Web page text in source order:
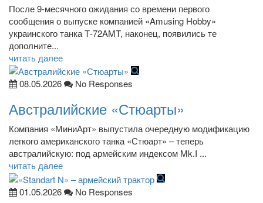
После 9-месячного ожидания со времени первого
сообщения о выпуске компанией «Amusing Hobby»
украинского танка Т-72AMT, наконец, появились те
дополните...
читать далее
08.05.2026 No Responses
Австралийские «Стюарты»
Компания «МиниАрт» выпустила очередную модификацию
легкого американского танка «Стюарт» – теперь
австралийскую: под армейским индексом Mk.I ...
читать далее
01.05.2026 No Responses